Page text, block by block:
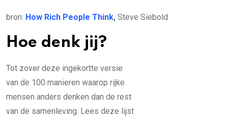
bron: How Rich People Think, Steve Siebold
Hoe denk jij?
Tot zover deze ingekortte versie
van de 100 manieren waarop rijke
mensen anders denken dan de rest
van de samenleving. Lees deze lijst